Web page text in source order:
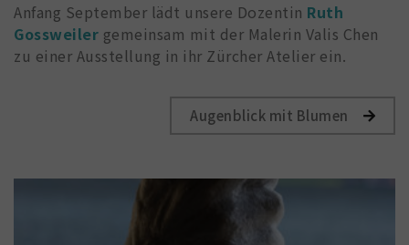
Anfang September lädt unsere Dozentin Ruth
Gossweiler gemeinsam mit der Malerin Valis Chen
zu einer Ausstellung in ihr Zürcher Atelier ein.
Augenblick mit Blumen